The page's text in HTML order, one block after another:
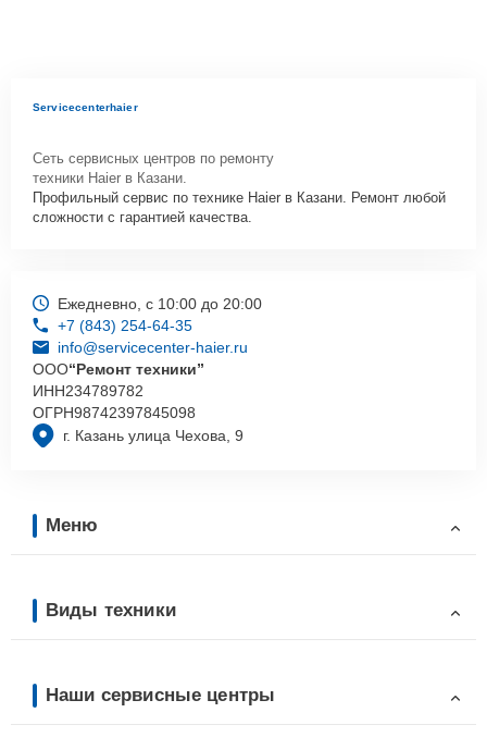
Servicecenterhaier
Сеть сервисных центров по ремонту
техники Haier в Казани.
Профильный сервис по технике Haier в Казани. Ремонт любой
сложности с гарантией качества.
г. Казань улица Чехова, 9
Ежедневно, с 10:00 до 20:00
+7 (843) 254-64-35
info@servicecenter-haier.ru
ООО“Ремонт техники”
ИНН234789782
ОГРН98742397845098
Меню
Виды техники
Наши сервисные центры